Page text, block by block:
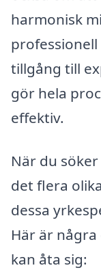
harmonisk
tillgång till
gör hela
effektiv.
När du
det flera
dessa
Här är
kan åta sig: